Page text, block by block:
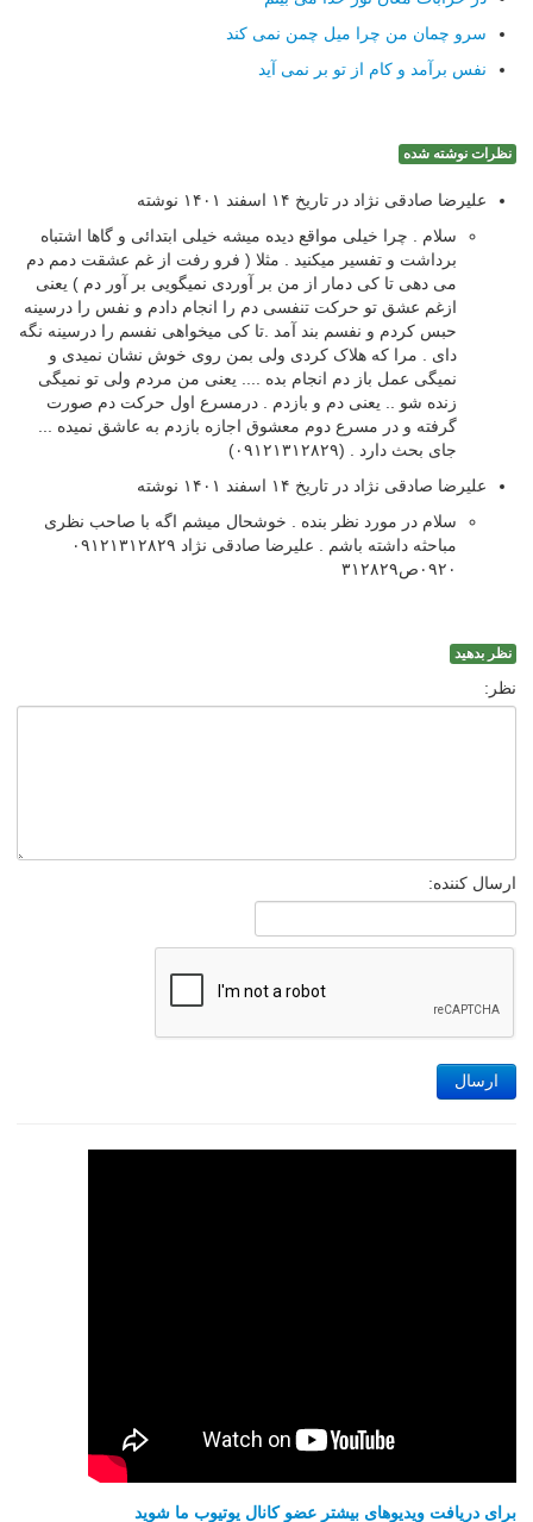
سرو چمان من چرا میل چمن نمی کند
نفس برآمد و کام از تو بر نمی آید
نظرات نوشته شده
علیرضا صادقی نژاد در تاریخ ۱۴ اسفند ۱۴۰۱ نوشته
سلام . چرا خیلی مواقع دیده میشه خیلی ابتدائی و گاها اشتباه
برداشت و تفسیر میکنید . مثلا ( فرو رفت از غم عشقت دمم دم
می دهی تا کی دمار از من بر آوردی نمیگویی بر آور دم ) یعنی
ازغم عشق تو حرکت تنفسی دم را انجام دادم و نفس را درسینه
حبس کردم و نفسم بند آمد .تا کی میخواهی نفسم را درسینه نگه
دای . مرا که هلاک کردی ولی بمن روی خوش نشان نمیدی و
نمیگی عمل باز دم انجام بده .... یعنی من مردم ولی تو نمیگی
زنده شو .. یعنی دم و بازدم . درمسرع اول حرکت دم صورت
گرفته و در مسرع دوم معشوق اجازه بازدم به عاشق نمیده ...
جای بحث دارد . (۰۹۱۲۱۳۱۲۸۲۹)
علیرضا صادقی نژاد در تاریخ ۱۴ اسفند ۱۴۰۱ نوشته
سلام در مورد نظر بنده . خوشحال میشم اگه با صاحب نظری
مباحثه داشته باشم . علیرضا صادقی نژاد ۰۹۱۲۱۳۱۲۸۲۹
۰۹۲۰ص۳۱۲۸۲۹
نظر بدهید
نظر:
ارسال کننده:
ارسال
برای دریافت ویدیوهای بیشتر عضو کانال یوتیوب ما شوید